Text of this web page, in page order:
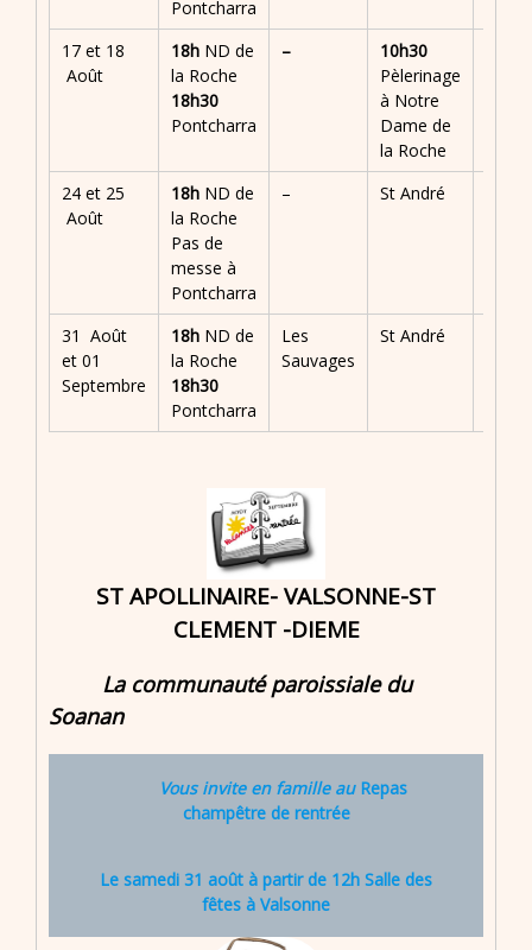
Pontcharra
17 et 18
Août
18h ND de
la Roche
18h30
Pontcharra
–
10h30
Pèlerinage
à Notre
Dame de
la Roche
24 et 25
Août
18h ND de
la Roche
Pas de
messe à
Pontcharra
– St André
31 Août
et 01
Septembre
18h ND de
la Roche
18h30
Pontcharra
Les
Sauvages
St André
ST APOLLINAIRE- VALSONNE-ST
CLEMENT -DIEME
La communauté paroissiale du
Soanan
Vous invite en famille auRepas
champêtre de rentrée
Le samedi 31 août à partir de 12h Salle des
fêtes à Valsonne